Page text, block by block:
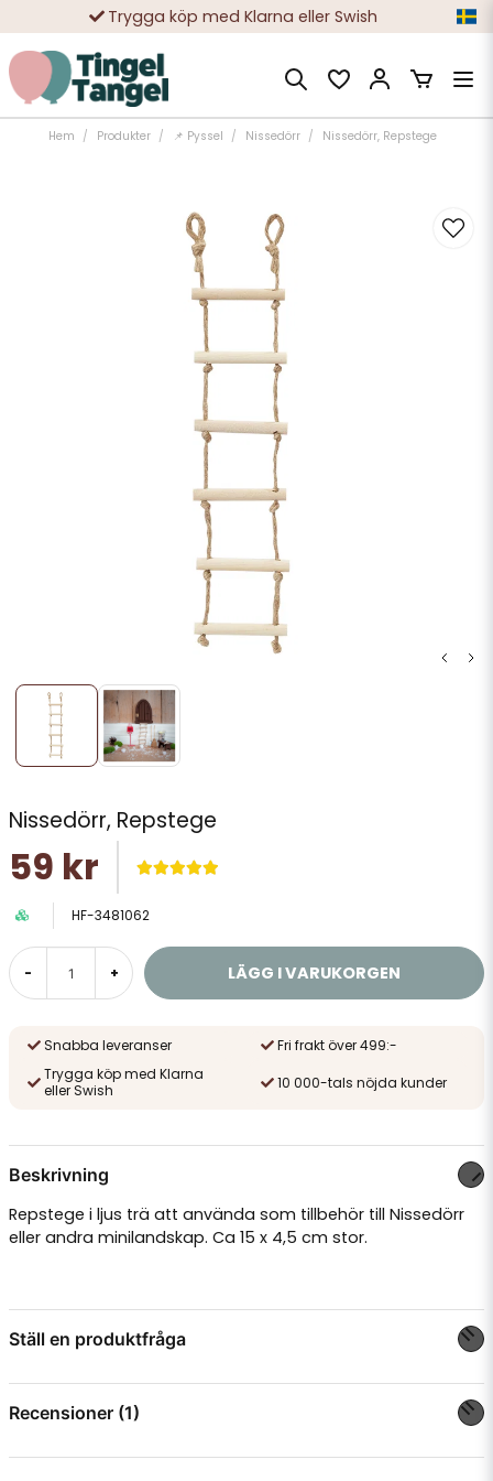
Trygga köp med Klarna eller Swish
10 000-tals nöjda kunder
Hem Produkter 📌 Pyssel Nissedörr Nissedörr, Repstege
Nissedörr, Repstege
59 kr
HF-3481062
- + LÄGG I VARUKORGEN
Snabba leveranser
Fri frakt över 499:-
Trygga köp med Klarna
eller Swish
10 000-tals nöjda kunder
Beskrivning
Repstege i ljus trä att använda som tillbehör till Nissedörr
eller andra minilandskap. Ca 15 x 4,5 cm stor.
Ställ en produktfråga
Fråga oss något om denna produkten...
Recensioner (1)